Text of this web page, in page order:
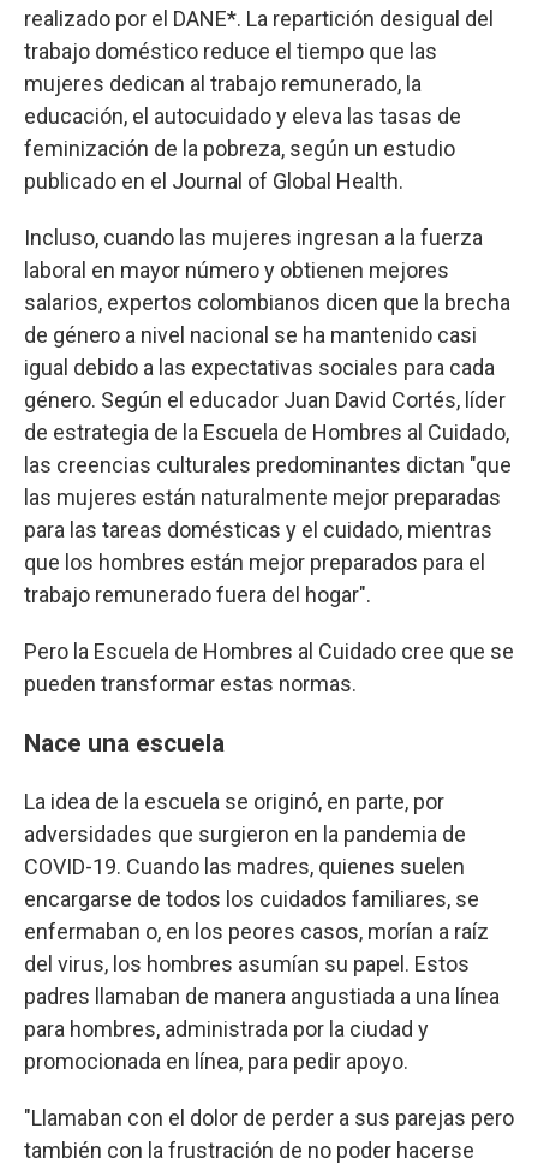
realizado por el DANE*. La repartición desigual del
trabajo doméstico reduce el tiempo que las
mujeres dedican al trabajo remunerado, la
educación, el autocuidado y eleva las tasas de
feminización de la pobreza, según un estudio
publicado en el Journal of Global Health.
Incluso, cuando las mujeres ingresan a la fuerza
laboral en mayor número y obtienen mejores
salarios, expertos colombianos dicen que la brecha
de género a nivel nacional se ha mantenido casi
igual debido a las expectativas sociales para cada
género. Según el educador Juan David Cortés, líder
de estrategia de la Escuela de Hombres al Cuidado,
las creencias culturales predominantes dictan "que
las mujeres están naturalmente mejor preparadas
para las tareas domésticas y el cuidado, mientras
que los hombres están mejor preparados para el
trabajo remunerado fuera del hogar".
Pero la Escuela de Hombres al Cuidado cree que se
pueden transformar estas normas.
Nace una escuela
La idea de la escuela se originó, en parte, por
adversidades que surgieron en la pandemia de
COVID-19. Cuando las madres, quienes suelen
encargarse de todos los cuidados familiares, se
enfermaban o, en los peores casos, morían a raíz
del virus, los hombres asumían su papel. Estos
padres llamaban de manera angustiada a una línea
para hombres, administrada por la ciudad y
promocionada en línea, para pedir apoyo.
"Llamaban con el dolor de perder a sus parejas pero
también con la frustración de no poder hacerse